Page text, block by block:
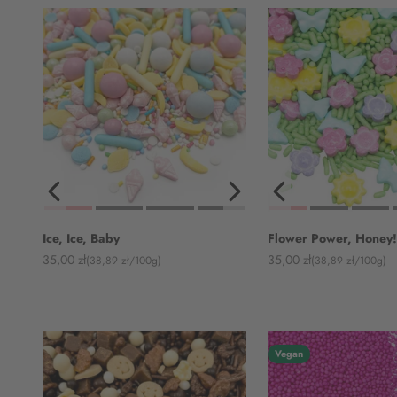
Ice, Ice, Baby
Angebot
35,00 zł(38,89 zł/100g)
Flower Power, Honey!
Angebot
35,00 zł(38,89 zł/100g)
Vegan